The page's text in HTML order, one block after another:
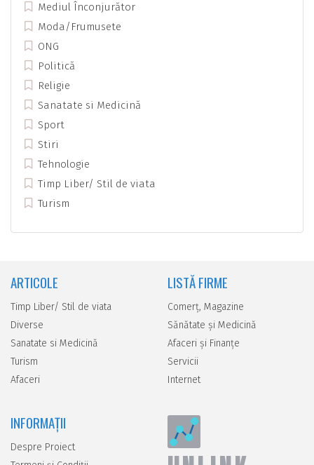
Mediul Înconjurător
Moda/Frumusete
ONG
Politică
Religie
Sanatate si Medicină
Sport
Stiri
Tehnologie
Timp Liber/ Stil de viata
Turism
ARTICOLE
Timp Liber/ Stil de viata
Diverse
Sanatate si Medicină
Turism
Afaceri
LISTĂ FIRME
Comerţ, Magazine
Sănătate şi Medicină
Afaceri şi Finanţe
Servicii
Internet
INFORMAȚII
Despre Proiect